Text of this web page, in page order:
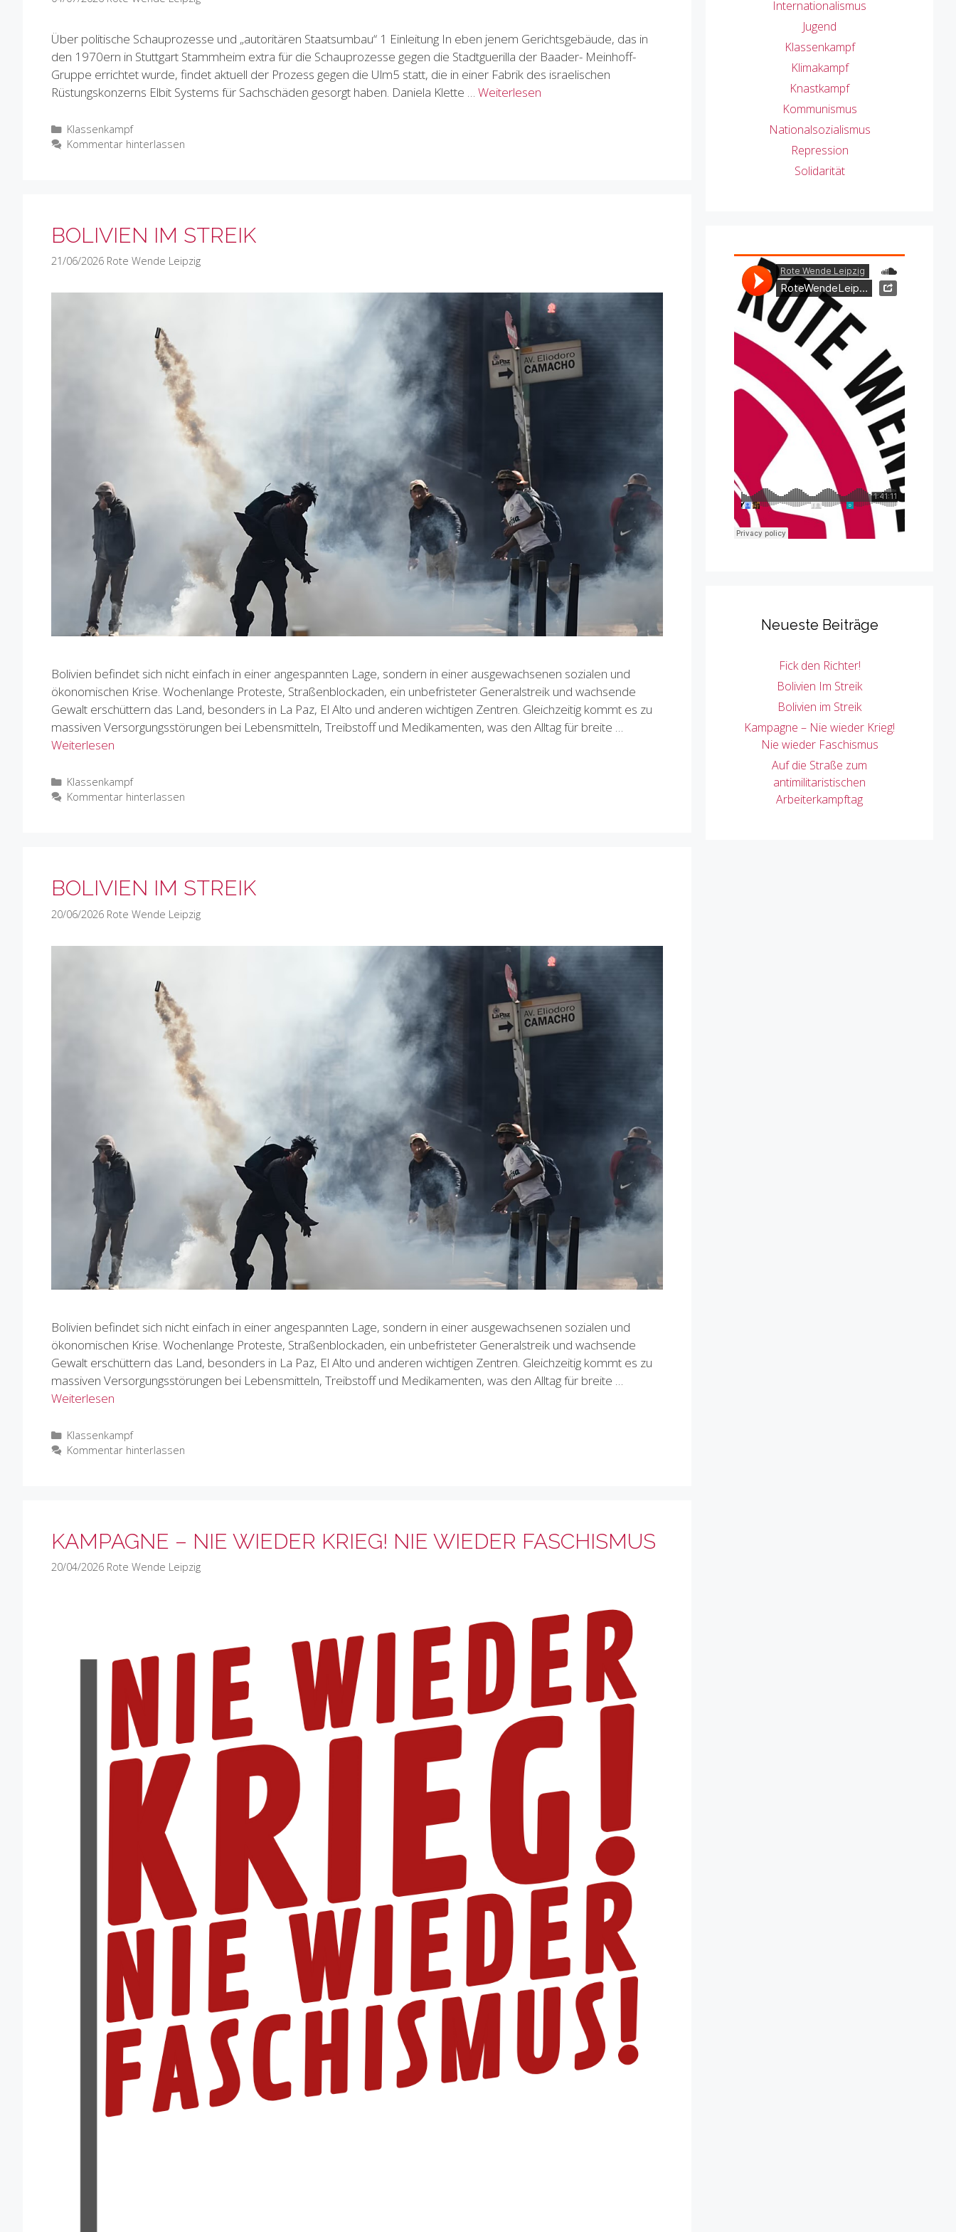
Über politische Schauprozesse und „autoritären Staatsumbau“ 1 Einleitung In eben jenem Gerichtsgebäude, das in
den 1970ern in Stuttgart Stammheim extra für die Schauprozesse gegen die Stadtguerilla der Baader- Meinhoff-
Gruppe errichtet wurde, findet aktuell der Prozess gegen die Ulm5 statt, die in einer Fabrik des israelischen
Rüstungskonzerns Elbit Systems für Sachschäden gesorgt haben. Daniela Klette … Weiterlesen
Kategorien
Klassenkampf
Kommentar hinterlassen
BOLIVIEN IM STREIK
21/06/2026 Rote Wende Leipzig
Bolivien befindet sich nicht einfach in einer angespannten Lage, sondern in einer ausgewachsenen sozialen und
ökonomischen Krise. Wochenlange Proteste, Straßenblockaden, ein unbefristeter Generalstreik und wachsende
Gewalt erschüttern das Land, besonders in La Paz, El Alto und anderen wichtigen Zentren. Gleichzeitig kommt es zu
massiven Versorgungsstörungen bei Lebensmitteln, Treibstoff und Medikamenten, was den Alltag für breite …
Weiterlesen
Kategorien
Klassenkampf
Kommentar hinterlassen
BOLIVIEN IM STREIK
20/06/2026 Rote Wende Leipzig
Bolivien befindet sich nicht einfach in einer angespannten Lage, sondern in einer ausgewachsenen sozialen und
ökonomischen Krise. Wochenlange Proteste, Straßenblockaden, ein unbefristeter Generalstreik und wachsende
Gewalt erschüttern das Land, besonders in La Paz, El Alto und anderen wichtigen Zentren. Gleichzeitig kommt es zu
massiven Versorgungsstörungen bei Lebensmitteln, Treibstoff und Medikamenten, was den Alltag für breite …
Weiterlesen
Kategorien
Klassenkampf
Kommentar hinterlassen
KAMPAGNE – NIE WIEDER KRIEG! NIE WIEDER FASCHISMUS
20/04/2026 Rote Wende Leipzig
Internationalismus
Jugend
Klassenkampf
Klimakampf
Knastkampf
Kommunismus
Nationalsozialismus
Repression
Solidarität
Neueste Beiträge
Fick den Richter!
Bolivien Im Streik
Bolivien im Streik
Kampagne – Nie wieder Krieg!
Nie wieder Faschismus
Auf die Straße zum
antimilitaristischen
Arbeiterkampftag